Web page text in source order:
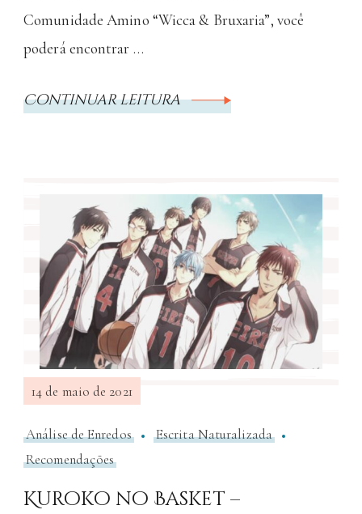
Comunidade Amino “Wicca & Bruxaria”, você
poderá encontrar …
Continuar leitura
14 de maio de 2021
Análise de Enredos
Escrita Naturalizada
Recomendações
Kuroko no Basket –